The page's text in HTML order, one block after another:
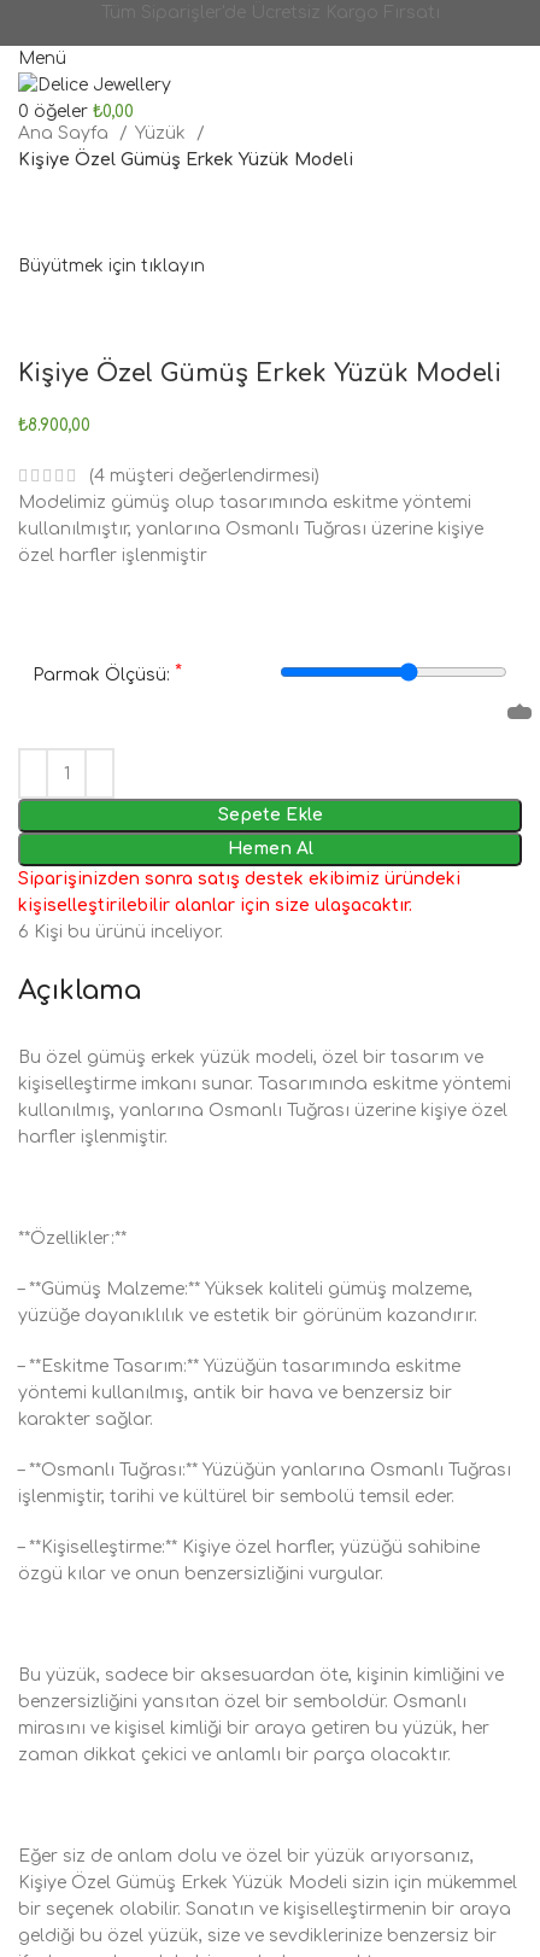
Menü
0 öğeler ₺0,00
Ana Sayfa
Yüzük
Kişiye Özel Gümüş Erkek Yüzük Modeli
Büyütmek için tıklayın
Kişiye Özel Gümüş Erkek Yüzük Modeli
₺8.900,00
(4 müşteri değerlendirmesi)
Modelimiz gümüş olup tasarımında eskitme yöntemi
kullanılmıştır, yanlarına Osmanlı Tuğrası üzerine kişiye
özel harfler işlenmiştir
Parmak Ölçüsü: *
Sepete Ekle
Hemen Al
Siparişinizden sonra satış destek ekibimiz üründeki
kişiselleştirilebilir alanlar için size ulaşacaktır.
6 Kişi bu ürünü inceliyor.
Açıklama
Bu özel gümüş erkek yüzük modeli, özel bir tasarım ve
kişiselleştirme imkanı sunar. Tasarımında eskitme yöntemi
kullanılmış, yanlarına Osmanlı Tuğrası üzerine kişiye özel
harfler işlenmiştir.
**Özellikler:**
– **Gümüş Malzeme:** Yüksek kaliteli gümüş malzeme,
yüzüğe dayanıklılık ve estetik bir görünüm kazandırır.
– **Eskitme Tasarım:** Yüzüğün tasarımında eskitme
yöntemi kullanılmış, antik bir hava ve benzersiz bir
karakter sağlar.
– **Osmanlı Tuğrası:** Yüzüğün yanlarına Osmanlı Tuğrası
işlenmiştir, tarihi ve kültürel bir sembolü temsil eder.
– **Kişiselleştirme:** Kişiye özel harfler, yüzüğü sahibine
özgü kılar ve onun benzersizliğini vurgular.
Bu yüzük, sadece bir aksesuardan öte, kişinin kimliğini ve
benzersizliğini yansıtan özel bir semboldür. Osmanlı
mirasını ve kişisel kimliği bir araya getiren bu yüzük, her
zaman dikkat çekici ve anlamlı bir parça olacaktır.
Eğer siz de anlam dolu ve özel bir yüzük arıyorsanız,
Kişiye Özel Gümüş Erkek Yüzük Modeli sizin için mükemmel
bir seçenek olabilir. Sanatın ve kişiselleştirmenin bir araya
geldiği bu özel yüzük, size ve sevdiklerinize benzersiz bir